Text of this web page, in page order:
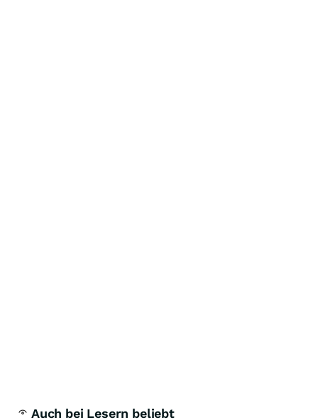
Auch bei Lesern beliebt